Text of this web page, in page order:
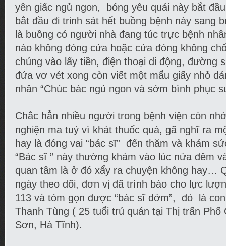
yên giấc ngủ ngon, bóng yêu quái này bắt
bắt đầu đi trinh sát hết buồng bệnh này sang
là buồng có người nhà đang túc trực bệnh
nào không đóng cửa hoặc cửa đóng không
chúng vào lấy tiền, điện thoại di động, đường
đứa vơ vét xong còn viết một mẩu giấy nhỏ
nhân “Chúc bác ngủ ngon và sớm bình phục
Chắc hẳn nhiều người trong bệnh viện còn
nghiện ma tuý vì khát thuốc quá, gã nghĩ ra
hay là đóng vai “bác sĩ” đến thăm và khám
“Bác sĩ ” này thường khám vào lúc nửa đêm
quan tâm là ở đó xẩy ra chuyện không hay…
ngày theo dõi, đơn vị đã trình báo cho lực
113 và tóm gọn được “bác sĩ dởm”, đó là
Thanh Tùng ( 25 tuổi trú quán tại Thị trấn Phố
Sơn, Hà Tĩnh).